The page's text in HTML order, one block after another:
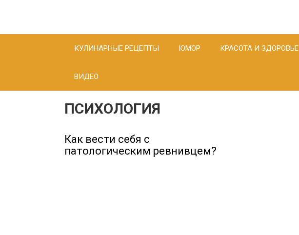
КУЛИНАРНЫЕ РЕЦЕПТЫ ЮМОР КРАСОТА И ЗДОРОВЬЕ
ВИДЕО
ПСИХОЛОГИЯ
Как вести себя с
патологическим ревнивцем?